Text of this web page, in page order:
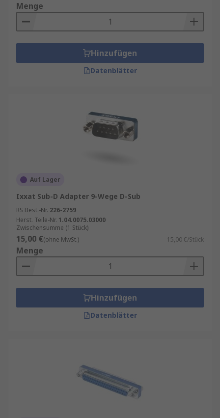
Menge
Hinzufügen
Datenblätter
Auf Lager
Ixxat Sub-D Adapter 9-Wege D-Sub
RS Best.-Nr. 226-2759
Herst. Teile-Nr. 1.04.0075.03000
Zwischensumme (1 Stück)
15,00 €(ohne MwSt.) 15,00 €/Stück
Menge
Hinzufügen
Datenblätter